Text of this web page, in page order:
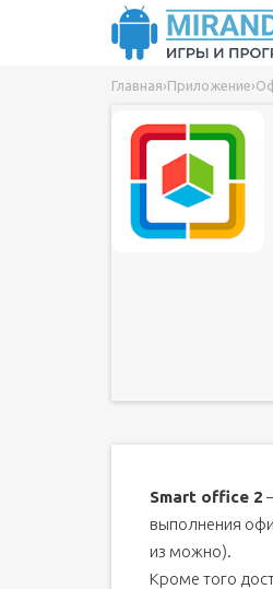
Главная›Приложение›
Smart office 2
выполнения
из можно).
Кроме того